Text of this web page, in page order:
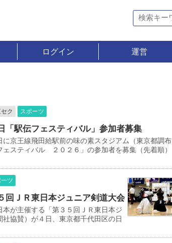
ログイン 運営
ク スポーツ
駅伝フェスティバル」参加者募集
京王線飛田給駅前の味の素スタジアム（東京都調布
スティバル ２０２６」の参加者を募集（先着順）
ツ
ＪＲ東日本ジュニア剣道大会
が主催する「第３５回ＪＲ東日本ジ
協賛）が４日、東京都千代田区の日